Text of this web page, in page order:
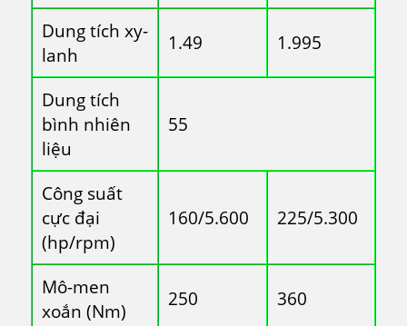
Dung tích xy-
lanh
1.49 1.995
Dung tích
bình nhiên
liệu
55
Công suất
cực đại
(hp/rpm)
160/5.600 225/5.300
Mô-men
xoắn (Nm)
250 360